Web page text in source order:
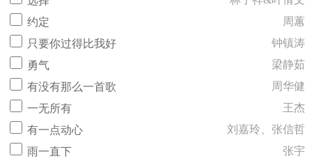
约定
周蕙
只要你过得比我好
钟镇涛
勇气
梁静茹
有没有那么一首歌
周华健
一无所有
王杰
有一点动心
刘嘉玲、张信哲
雨一直下
张宇